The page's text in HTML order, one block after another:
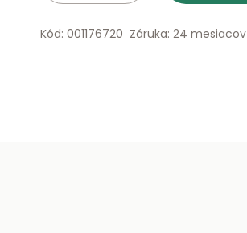
Kód: 001176720 Záruka: 24 mesiacov